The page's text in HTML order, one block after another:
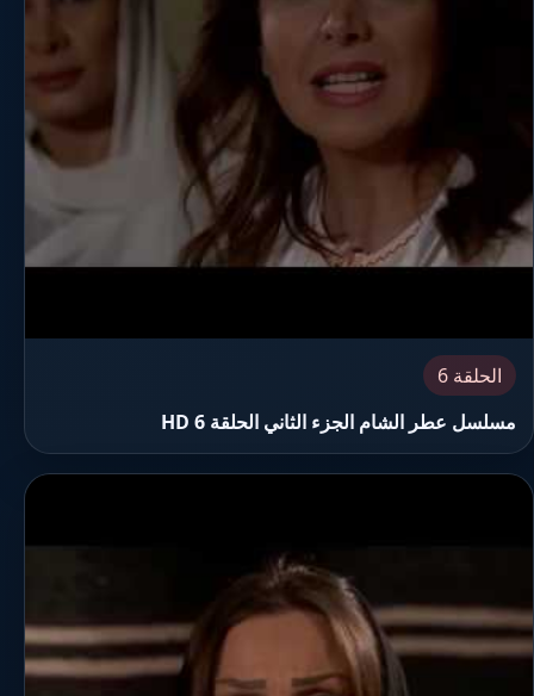
الحلقة 6
مسلسل عطر الشام الجزء الثاني الحلقة 6 HD